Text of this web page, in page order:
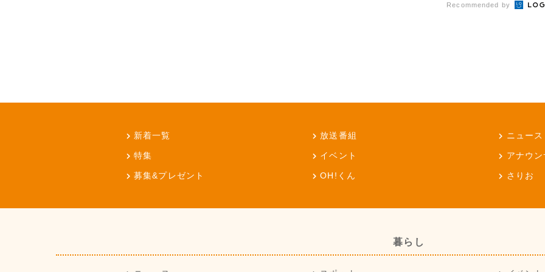
Recommended by
新着一覧 放送番組 ニュース
特集 イベント アナウ
募集&プレゼント OH!くん さりお
暮らし